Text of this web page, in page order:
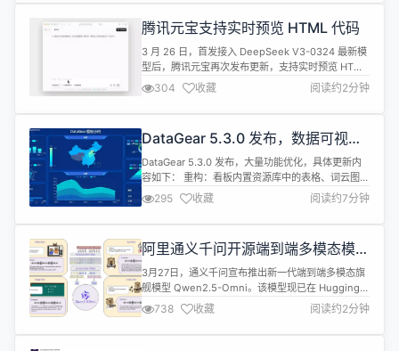
用了 2048 块英伟达 H80...
腾讯元宝支持实时预览 HTML 代码
3 月 26 日，首发接入 DeepSeek V3-0324 最新模
型后，腾讯元宝再次发布更新，支持实时预览 HTML
代码。 目前，元宝的混元与 DeepSeek 两大模型均
支持代码生成，覆盖前端、脚本、数据处理等多种主
流语言，适配多类开发场景，适合开发者和各类用户
够帮助用户代码审查相关工作。 此外，使用 De...
304 收藏 阅读约2分钟
DataGear 5.3.0 发布，数据可视化
分析平台
DataGear 5.3.0 发布，大量功能优化，具体更新内
容如下： 重构：看板内置资源库中的表格、词云图、
水球图相关JS库移至相应插件内，以支持按需加载；
新增：新增welcomeContent应用配置项，用于自
定义系统首页欢迎语； 新增：看板可视编辑模式新增
表插件新增【基本表格V2】插件，替换已弃用的...
295 收藏 阅读约7分钟
阿里通义千问开源端到端多模态模型
Qwen2.5-Omni
3月27日，通义千问宣布推出新一代端到端多模态旗
舰模型 Qwen2.5-Omni。该模型现已在 Hugging
Face、ModelScope、DashScope 和 GitHub上开
源开放。 Qwen2.5-Omni 是一种端到端多模态模
型，旨在感知各种模态，包括文本，图像，音频和视
738 收藏 阅读约2分钟